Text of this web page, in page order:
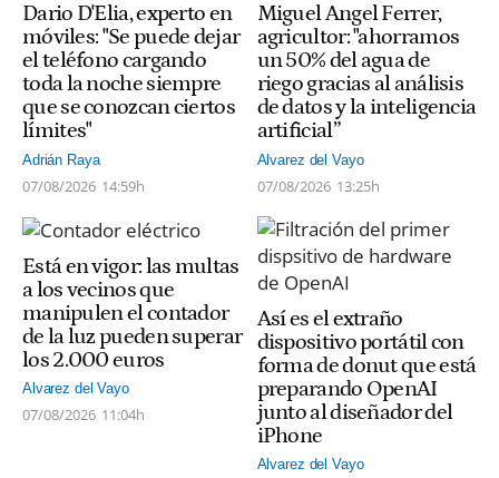
Dario D'Elia, experto en
móviles: "Se puede dejar
el teléfono cargando
toda la noche siempre
que se conozcan ciertos
límites"
Adrián Raya
07/08/2026 14:59h
Miguel Angel Ferrer,
agricultor: "ahorramos
un 50% del agua de
riego gracias al análisis
de datos y la inteligencia
artificial”
Alvarez del Vayo
07/08/2026 13:25h
Está en vigor: las multas
a los vecinos que
manipulen el contador
de la luz pueden superar
los 2.000 euros
Alvarez del Vayo
07/08/2026 11:04h
Así es el extraño
dispositivo portátil con
forma de donut que está
preparando OpenAI
junto al diseñador del
iPhone
Alvarez del Vayo